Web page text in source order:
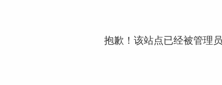
抱歉！该站点已经被管理